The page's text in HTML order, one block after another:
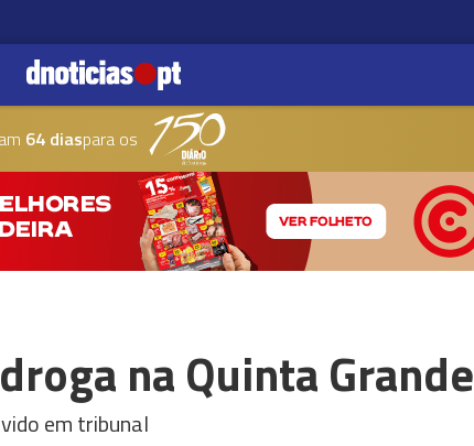
64 diaspara os
na Quinta Grande
em tribunal